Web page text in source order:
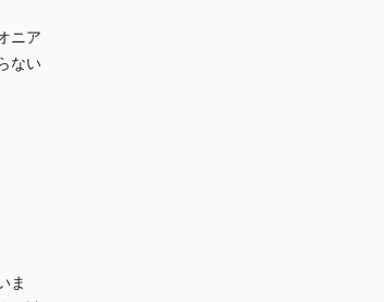
ニア
ない
ま